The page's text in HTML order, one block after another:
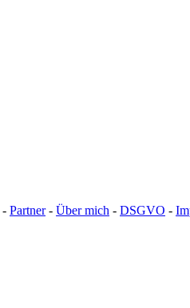
- Partner- Über mich - DSGVO -